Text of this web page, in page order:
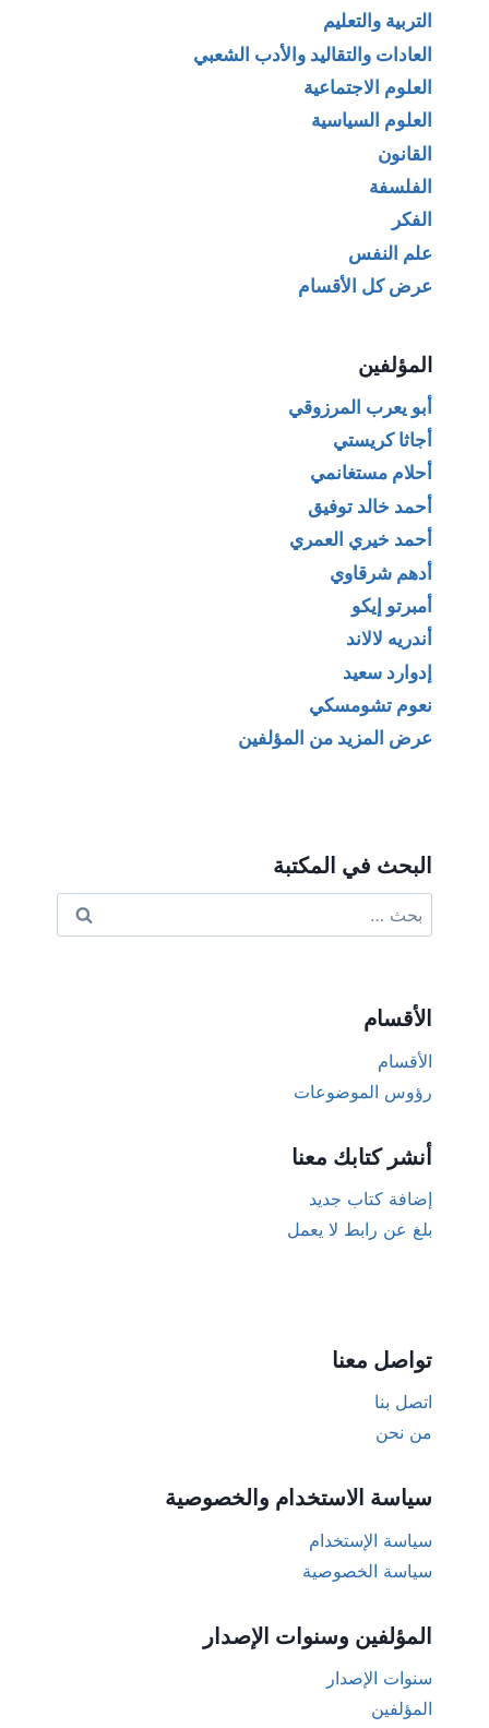
التربية والتعليم
العادات والتقاليد والأدب الشعبي
العلوم الاجتماعية
العلوم السياسية
القانون
الفلسفة
الفكر
علم النفس
عرض كل الأقسام
المؤلفين
أبو يعرب المرزوقي
أجاثا كريستي
أحلام مستغانمي
أحمد خالد توفيق
أحمد خيري العمري
أدهم شرقاوي
أمبرتو إيكو
أندريه لالاند
إدوارد سعيد
نعوم تشومسكي
عرض المزيد من المؤلفين
البحث في المكتبة
عن:
الأقسام
الأقسام
رؤوس الموضوعات
أنشر كتابك معنا
إضافة كتاب جديد
بلغ عن رابط لا يعمل
تواصل معنا
اتصل بنا
من نحن
سياسة الاستخدام والخصوصية
سياسة الإستخدام
سياسة الخصوصية
المؤلفين وسنوات الإصدار
سنوات الإصدار
المؤلفين